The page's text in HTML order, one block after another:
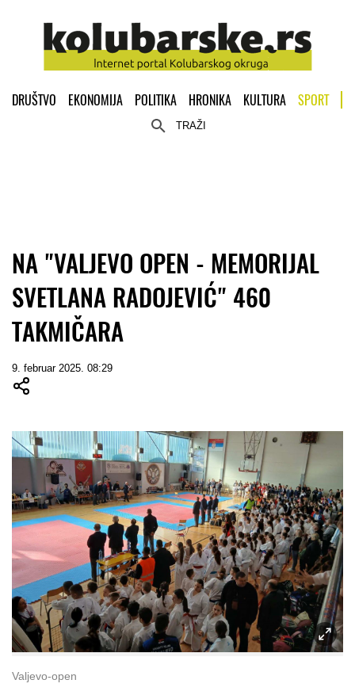
DRUŠTVO EKONOMIJA POLITIKA HRONIKA KULTURA SPORT
TRAŽI
NA "VALJEVO OPEN - MEMORIJAL
SVETLANA RADOJEVIĆ" 460
TAKMIČARA
9. februar 2025. 08:29
Valjevo-open